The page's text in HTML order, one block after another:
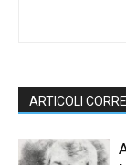
ARTICOLI